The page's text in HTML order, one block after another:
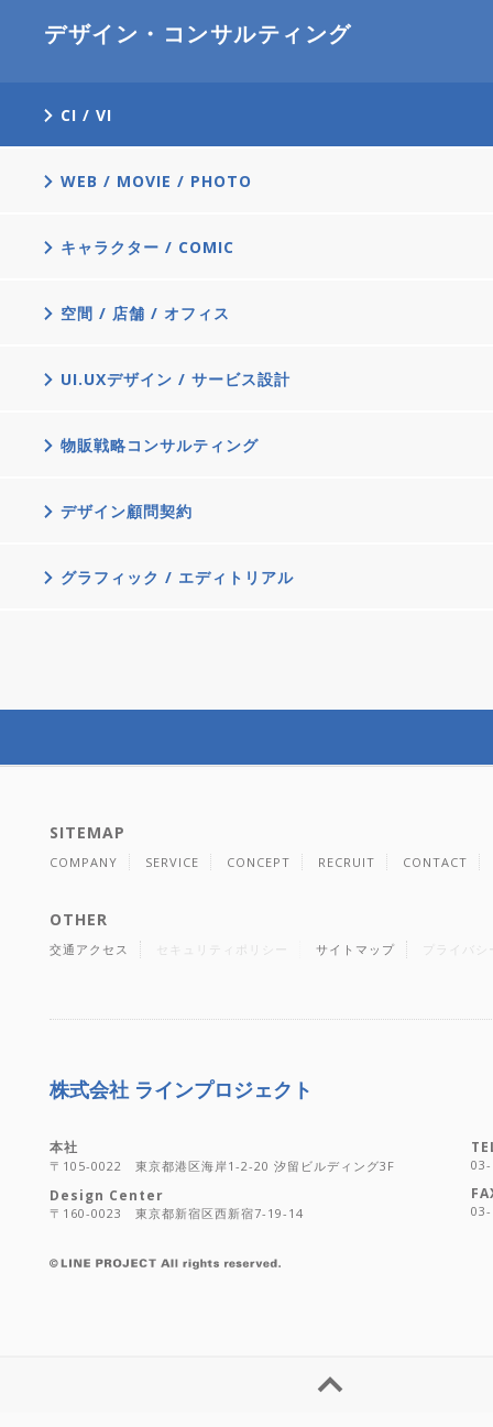
デザイン・コンサルティング
CI / VI
WEB / MOVIE / PHOTO
キャラクター / COMIC
空間 / 店舗 / オフィス
UI.UXデザイン / サービス設計
物販戦略コンサルティング
デザイン顧問契約
グラフィック / エディトリアル
SITEMAP
COMPANY SERVICE CONCEPT RECRUIT CONTACT
OTHER
交通アクセス セキュリティポリシー サイトマップ プライバ
株式会社 ラインプロジェクト
本社
〒105-0022 東京都港区海岸1-2-20 汐留ビルディング3F
Design Center
〒160-0023 東京都新宿区西新宿7-19-14